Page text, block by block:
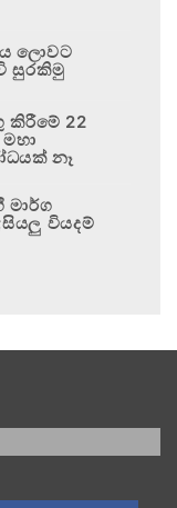
ලොවට
සුරකිමු
කිරීමේ 22
නෑ
මාර්ග
වියදම්